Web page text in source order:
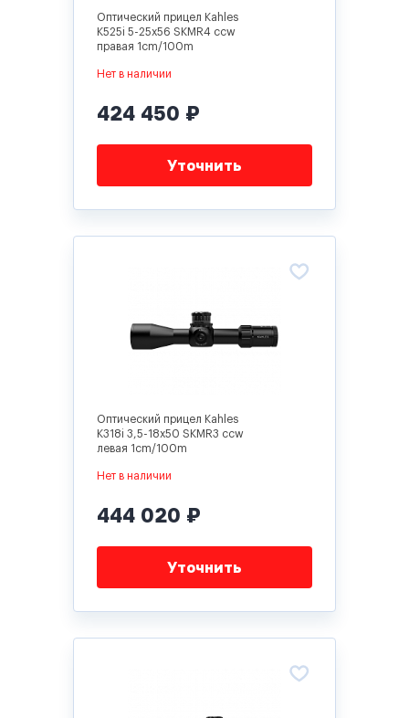
Оптический прицел Kahles
K525i 5-25x56 SKMR4 ccw
правая 1cm/100m
Нет в наличии
424 450 ₽
Уточнить
Оптический прицел Kahles
K318i 3,5-18x50 SKMR3 ccw
левая 1cm/100m
Нет в наличии
444 020 ₽
Уточнить